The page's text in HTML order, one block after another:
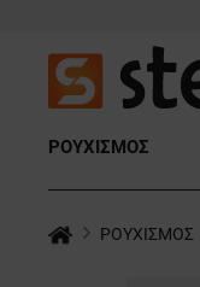
ΡΟΥΧΙΣΜΟΣ
ΡΟΥΧΙΣΜΟΣ